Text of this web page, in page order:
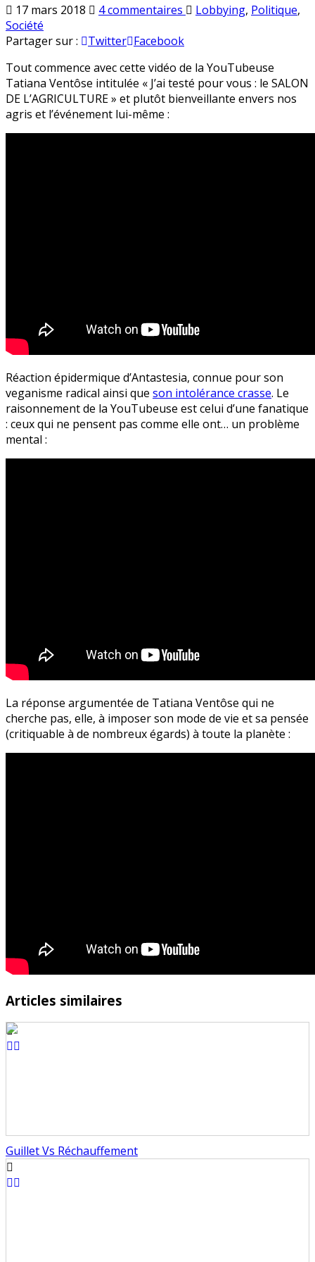
17 mars 2018 4 commentaires sur
qui
pense
que
omnivores
Publié
Lobbying, Politique,
Société
Partager sur :
Twitter Facebook
Tout commence avec cette vidéo de la YouTubeuse
Tatiana Ventôse intitulée « J’ai testé pour vous : le SALON
DE L’AGRICULTURE » et plutôt bienveillante envers nos
agris et l’événement lui-même :
Réaction épidermique d’Antastesia, connue pour son
veganisme radical ainsi que son intolérance crasse. Le
raisonnement de la YouTubeuse est celui d’une fanatique
: ceux qui ne pensent pas comme elle ont… un problème
mental :
La réponse argumentée de Tatiana Ventôse qui ne
cherche pas, elle, à imposer son mode de vie et sa pensée
(critiquable à de nombreux égards) à toute la planète :
Articles similaires
Guillet Vs Réchauffement